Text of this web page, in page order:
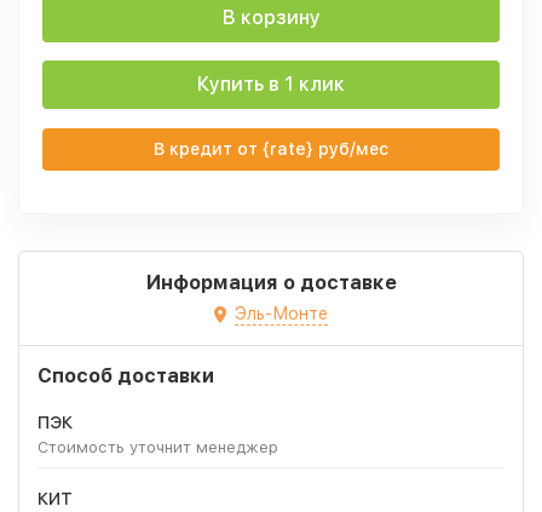
В корзину
Купить в 1 клик
В кредит от {rate} руб/мес
Информация о доставке
Эль-Монте
Способ доставки
ПЭК
Стоимость уточнит менеджер
КИТ